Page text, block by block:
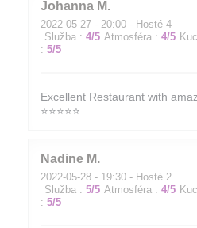
Johanna M
2022-05-27 - 20:00 - Hosté 4
Služba : 4/5 Atmosféra : 4/5
: 5/5
Excellent Restaurant with
⭐️⭐️⭐️⭐️⭐️
Nadine M
2022-05-28 - 19:30 - Hosté 2
Služba : 5/5 Atmosféra : 4/5
: 5/5